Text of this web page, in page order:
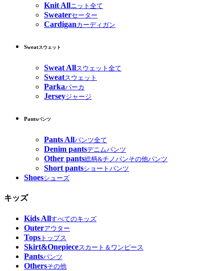
Knit Allニット全て
Sweaterセーター
Cardiganカーディガン
Sweatスウェット
Sweat Allスウェット全て
Sweatスウェット
Parkaパーカ
Jerseyジャージ
Pantsパンツ
Pants Allパンツ全て
Denim pantsデニムパンツ
Other pants総柄&チノパンその他パンツ
Short pantsショートパンツ
Shoesシューズ
キッズ
Kids Allすべてのキッズ
Outerアウター
Tops トップス
Skirt&Onepieceスカート＆ワンピース
Pantsパンツ
Othersその他